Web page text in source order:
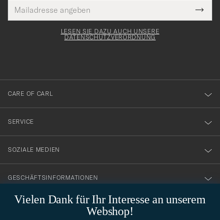
Vielen Dank für Ihr Interesse an unserem
Webshop!
Mail
Adresse
Tack
för
dig
till
vårt
nyhetsbrev!
LESEN SIE DAZU AUCH UNSERE
DATENSCHUTZVERORDNUNG
CARE OF CARL
SERVICE
SOZIALE MEDIEN
GESCHÄFTSINFORMATIONEN